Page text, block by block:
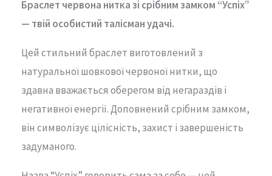
Браслет червона нитка зі срібним замком “Успіх”
— твій особистий талісман удачі.
Цей стильний браслет виготовлений з
натуральної шовкової червоної нитки, що
здавна вважається оберегом від негараздів і
негативної енергії. Доповнений срібним замком,
він символізує цілісність, захист і завершеність
задуманого.